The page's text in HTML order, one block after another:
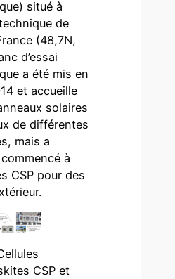
situé à
de
(48,7N,
d’essai
a été mis en
et accueille
solaires
de différentes
mais a
à
CSP pour des
CSP et